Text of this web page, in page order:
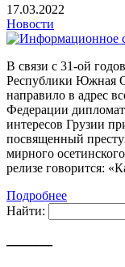
17.03.2022
Новости
В связи с 31-ой
Республики Южная
направило в адрес
Федерации
интересов Грузии
посвященный
мирного
релизе говорится:
Подробнее
Найти:
———